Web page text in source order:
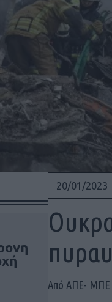
20/01/2023
Από ΑΠΕ- ΜΠΕ